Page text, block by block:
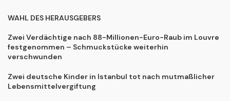
WAHL DES HERAUSGEBERS
Zwei Verdächtige nach 88-Millionen-Euro-Raub im Louvre
festgenommen – Schmuckstücke weiterhin
verschwunden
Zwei deutsche Kinder in Istanbul tot nach mutmaßlicher
Lebensmittelvergiftung